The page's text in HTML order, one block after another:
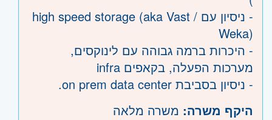
- ניסיון עם high speed storage (aka Vast /
Weka)
- היכרות ברמה גבוהה עם לינוקסים,
מערכות הפעלה, בקאפים infra
- ניסיון בסביבת on prem data center.
היקף משרה: משרה מלאה